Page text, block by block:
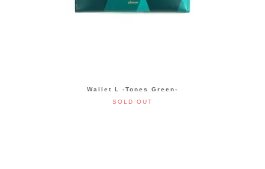
Wallet L -Tones Green-
SOLD OUT